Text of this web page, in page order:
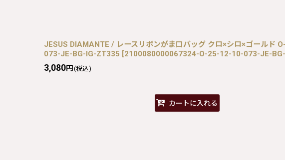
JESUS DIAMANTE / レースリボンがま口バッグ クロ×シロ×ゴールド
073-JE-BG-IG-ZT335 [2100080000067324-O-25-12-10-073-JE-
3,080円 (税込)
カートに入れる